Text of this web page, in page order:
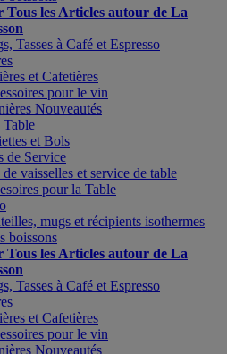
Tous les Articles autour de La
Tasses à Café et Espresso
et Cafetières
pour le vin
Nouveautés
Table
et Bols
de Service
de vaisselles et service de table
pour la Table
mugs et récipients isothermes
boissons
Tous les Articles autour de La
Tasses à Café et Espresso
et Cafetières
pour le vin
Nouveautés